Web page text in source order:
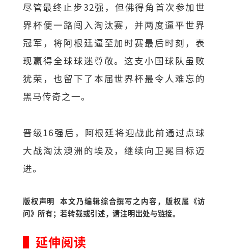
尽管最终止步32强，但佛得角首次参加世
界杯便一路闯入淘汰赛，并两度逼平世界
冠军，将阿根廷逼至加时赛最后时刻，表
现赢得全球球迷尊敬。这支小国球队虽败
犹荣，也留下了本届世界杯最令人难忘的
黑马传奇之一。
晋级16强后，阿根廷将迎战此前通过点球
大战淘汰澳洲的埃及，继续向卫冕目标迈
进。
版权声明 本文乃编辑综合撰写之内容，版权属《访
问》所有；若转载或引述，请注明出处与链接。
▌延伸阅读